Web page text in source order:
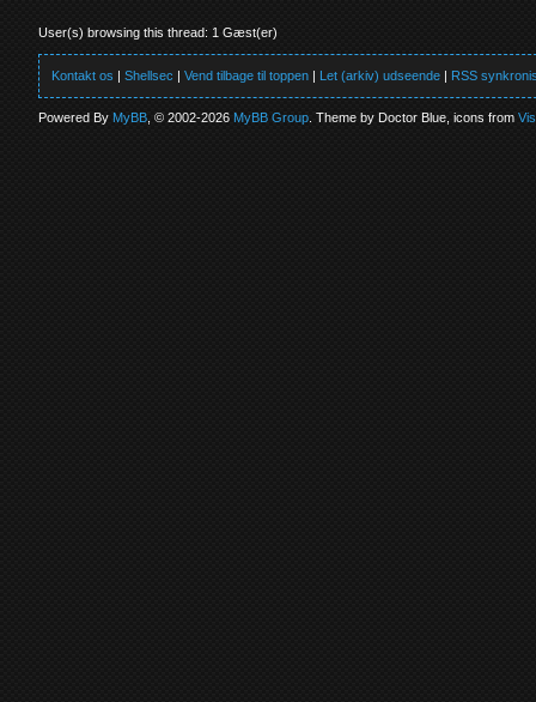
User(s) browsing this thread: 1 Gæst(er)
Kontakt os |Shellsec |Vend tilbage til toppen | Let (arkiv) udseende | RSS
Powered By MyBB , © 2002-2026 MyBB Group . Theme by Doctor Blue, icons from